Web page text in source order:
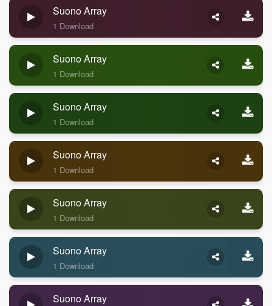
Suono Array
1 Download
Suono Array
1 Download
Suono Array
1 Download
Suono Array
1 Download
Suono Array
1 Download
Suono Array
1 Download
Suono Array